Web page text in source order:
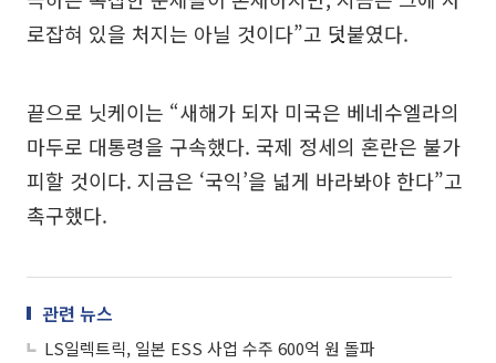
로잡혀 있을 처지는 아닐 것이다”고 덧붙였다.
끝으로 닛케이는 “새해가 되자 미국은 베네수엘라의
마두로 대통령을 구속했다. 국제 정세의 혼란은 불가
피할 것이다. 지금은 ‘국익’을 넓게 바라봐야 한다”고
촉구했다.
관련 뉴스
LS일렉트릭, 일본 ESS 사업 수주 600억 원 돌파